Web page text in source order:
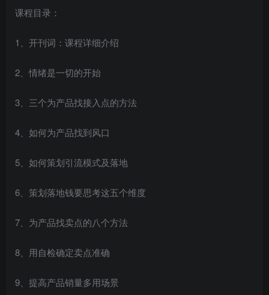
课程目录：
1、开刊词：课程详细介绍
2、情绪是一切的开始
3、三个为产品找接入点的方法
4、如何为产品找到风口
5、如何策划引流模式及落地
6、策划落地钱要思考这五个维度
7、为产品找卖点的八个方法
8、用自检确定卖点准确
9、提高产品销量多用场景